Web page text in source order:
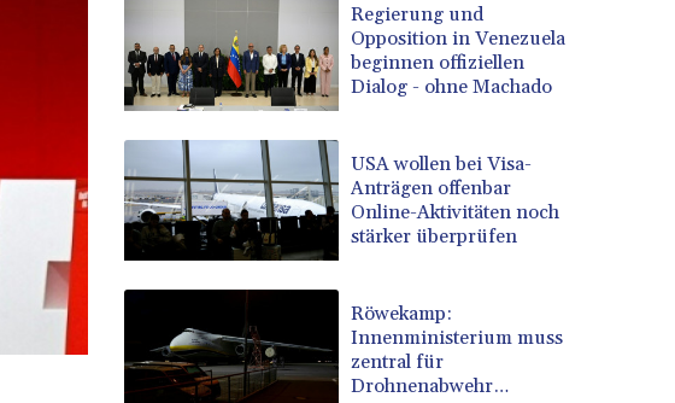
Regierung und
Opposition in Venezuela
beginnen offiziellen
Dialog - ohne Machado
USA wollen bei Visa-
Anträgen offenbar
Online-Aktivitäten noch
stärker überprüfen
Röwekamp:
Innenministerium muss
zentral für
Drohnenabwehr